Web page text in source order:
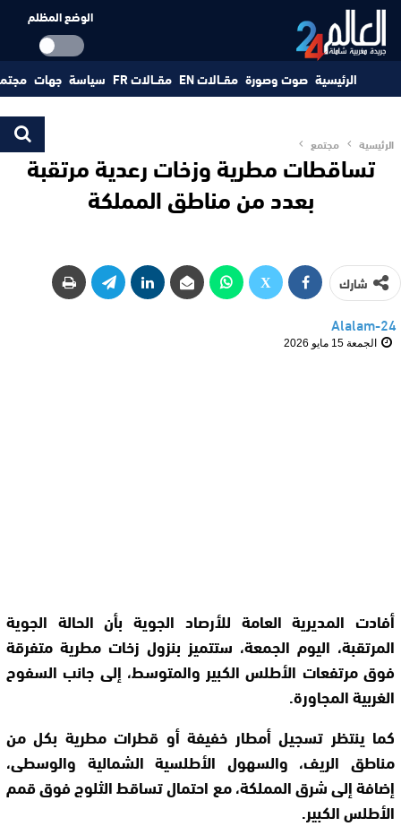
الوضع المظلم
الرئيسية صوت وصورة مقــالات EN مقــالات FR سياسة جهات
الرئيسية مجتمع
تساقطات مطرية وزخات رعدية مرتقبة
بعدد من مناطق المملكة
شارك
Alalam-24
الجمعة 15 مايو 2026
أفادت المديرية العامة للأرصاد الجوية بأن الحالة الجوية
المرتقبة، اليوم الجمعة، ستتميز بنزول زخات مطرية متفرقة
فوق مرتفعات الأطلس الكبير والمتوسط، إلى جانب السفوح
الغربية المجاورة.
كما ينتظر تسجيل أمطار خفيفة أو قطرات مطرية بكل من
مناطق الريف، والسهول الأطلسية الشمالية والوسطى،
إضافة إلى شرق المملكة، مع احتمال تساقط الثلوج فوق قمم
الأطلس الكبير.